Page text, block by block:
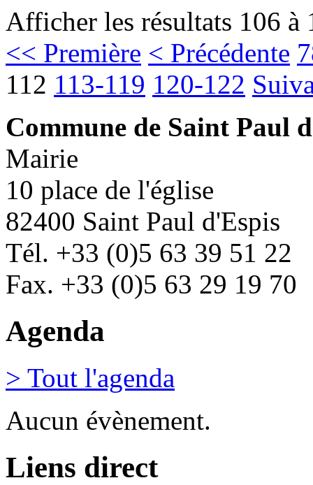
Afficher les résultats 106 à
<< Première < Précédente
112 113-119 120-122
Commune de Saint Paul
Mairie
10 place de l'église
82400 Saint Paul d'Espis
Tél. +33 (0)5 63 39 51 22
Fax. +33 (0)5 63 29 19 70
Agenda
> Tout l'agenda
Aucun évènement.
Liens direct